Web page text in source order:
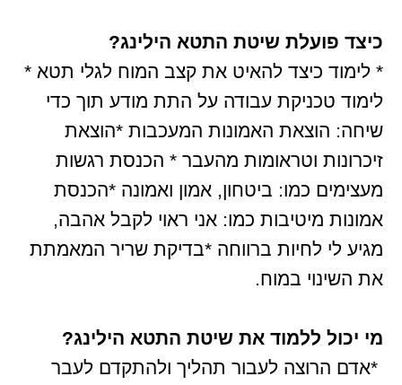
כיצד פועלת שיטת התטא הילינג?
* לימוד כיצד להאיט את קצב המוח לגלי תטא *
לימוד טכניקת עבודה על התת מודע תוך כדי
שיחה: הוצאת האמונות המעכבות *הוצאת
זיכרונות וטראומות מהעבר * הכנסת רגשות
מעצימים כמו: ביטחון, אמון ואמונה *הכנסת
אמונות מיטיבות כמו: אני ראוי לקבל אהבה,
מגיע לי לחיות ברווחה *בדיקת שריר המאמתת
את השינוי במוח.
מי יכול ללמוד את שיטת התטא הילינג?
*אדם הרוצה לעבור תהליך ולהתקדם לעבר